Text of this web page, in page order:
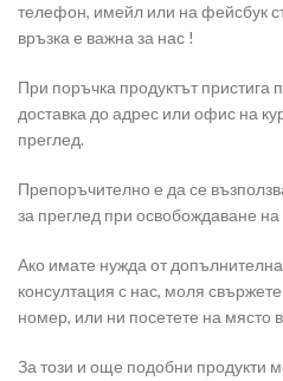
телефон, имейл или на фейсбук
връзка е важна за нас !
При поръчка продуктът пристига
доставка до адрес или офис на
преглед.
Препоръчително е да се
за преглед при освобождаване на
Ако имате нужда от
консултация с нас, моля
номер, или ни посетете на място
За този и още подобни продукти